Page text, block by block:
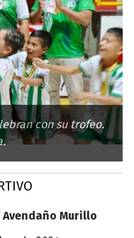
con su trofeo.
Murillo